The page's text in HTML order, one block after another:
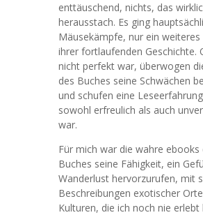
enttäuschend, nichts, das
herausstach. Es ging
Mäusekämpfe, nur ein weiteres
ihrer fortlaufenden Geschichte.
nicht perfekt war, überwogen
des Buches seine Schwächen
und schufen eine
sowohl erfreulich als auch
war.
Für mich war die wahre ebooks
Buches seine Fähigkeit, ein
Wanderlust hervorzurufen, mit
Beschreibungen exotischer
Kulturen, die ich noch nie